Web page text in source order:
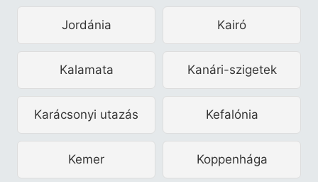
Jordánia Kairó
Kalamata Kanári-szigetek
Karácsonyi utazás Kefalónia
Kemer Koppenhága